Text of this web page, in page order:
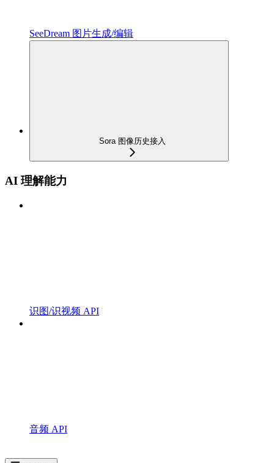
SeeDream 图片生成/编辑
Sora 图像历史接入
AI 理解能力
识图/识视频 API
音频 API